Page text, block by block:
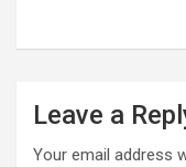
p
k
e
r
Leave a
Your email address